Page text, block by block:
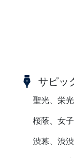
サピッ
聖光、栄
桜蔭、女
渋幕、渋